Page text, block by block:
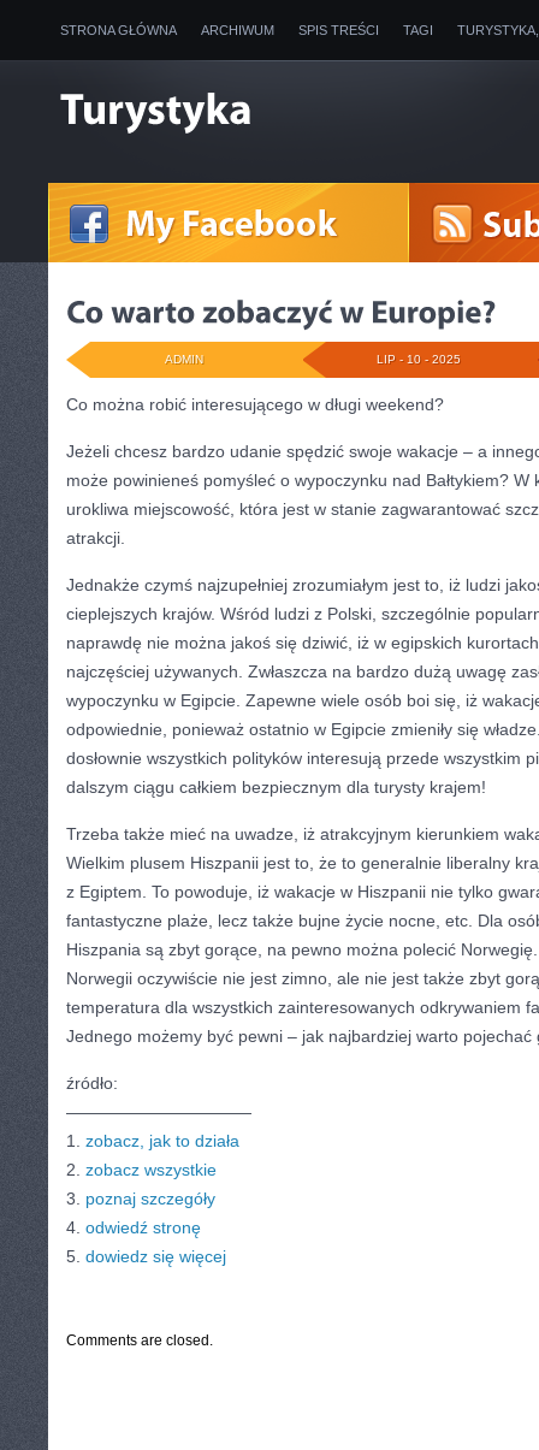
STRONA GŁÓWNA ARCHIWUM SPIS TREŚCI TAGI
LIP - 10 - 2025
ADMIN
Co można robić interesującego w długi weekend?
Jeżeli chcesz bardzo udanie spędzić swoje wakacje – a
może powinieneś pomyśleć o wypoczynku nad Bałtykiem?
urokliwa miejscowość, która jest w stanie zagwarantować
atrakcji.
Jednakże czymś najzupełniej zrozumiałym jest to, iż ludzi
cieplejszych krajów. Wśród ludzi z Polski, szczególnie
naprawdę nie można jakoś się dziwić, iż w egipskich
najczęściej używanych. Zwłaszcza na bardzo dużą uwagę
wypoczynku w Egipcie. Zapewne wiele osób boi się, iż
odpowiednie, ponieważ ostatnio w Egipcie zmieniły się
dosłownie wszystkich polityków interesują przede wszystkim
dalszym ciągu całkiem bezpiecznym dla turysty krajem!
Trzeba także mieć na uwadze, iż atrakcyjnym kierunkiem
Wielkim plusem Hiszpanii jest to, że to generalnie liberalny
z Egiptem. To powoduje, iż wakacje w Hiszpanii nie tylko
fantastyczne plaże, lecz także bujne życie nocne, etc. Dla
Hiszpania są zbyt gorące, na pewno można polecić
Norwegii oczywiście nie jest zimno, ale nie jest także zbyt
temperatura dla wszystkich zainteresowanych odkrywaniem
Jednego możemy być pewni – jak najbardziej warto pojechać
źródło:
———————————
1. zobacz, jak to działa
2. zobacz wszystkie
3. poznaj szczegóły
4. odwiedź stronę
5. dowiedz się więcej
Comments are closed.